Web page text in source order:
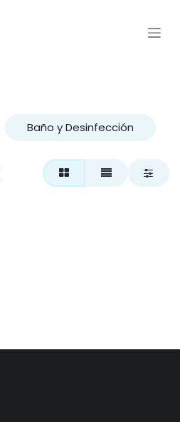
Baño y Desinfección